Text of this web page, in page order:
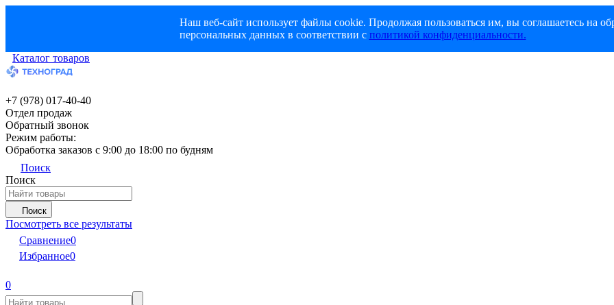
Наш веб-сайт использует файлы cookie. Продолжая пользоваться им, вы соглашаетесь на
персональных данных в соответствии с политикой конфиденциальности.
Каталог товаров
+7 (978) 017-40-40
Отдел продаж
Обратный звонок
Режим работы:
Обработка заказов с 9:00 до 18:00 по будням
Поиск
Поиск
Поиск
Посмотреть все результаты
Сравнение0
Избранное0
0